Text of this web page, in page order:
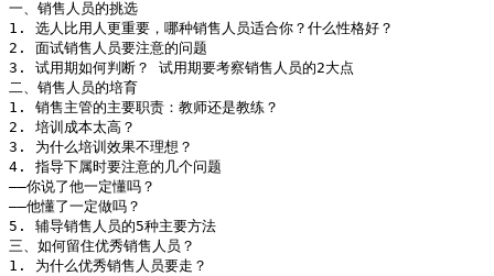
一、销售人员的挑选
1. 选人比用人更重要，哪种销售人员适合你？什么性格好？
2. 面试销售人员要注意的问题
3. 试用期如何判断？ 试用期要考察销售人员的2大点
二、销售人员的培育
1. 销售主管的主要职责：教师还是教练？
2. 培训成本太高？
3. 为什么培训效果不理想？
4. 指导下属时要注意的几个问题
――你说了他一定懂吗？
――他懂了一定做吗？
5. 辅导销售人员的5种主要方法
三、如何留住优秀销售人员？
1. 为什么优秀销售人员要走？